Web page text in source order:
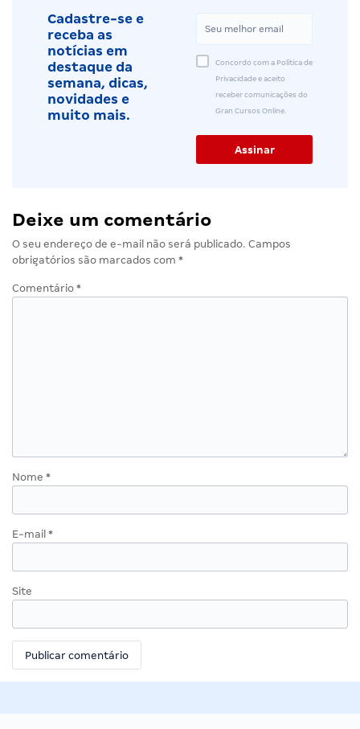
Cadastre-se e
receba as
notícias em
destaque da
semana, dicas,
novidades e
muito mais.
Concordo com a Política de
Privacidade e aceito
receber comunicações do
Gran Cursos Online.
Deixe um comentário
O seu endereço de e-mail não será publicado. Campos
obrigatórios são marcados com *
Comentário *
Nome *
E-mail *
Site